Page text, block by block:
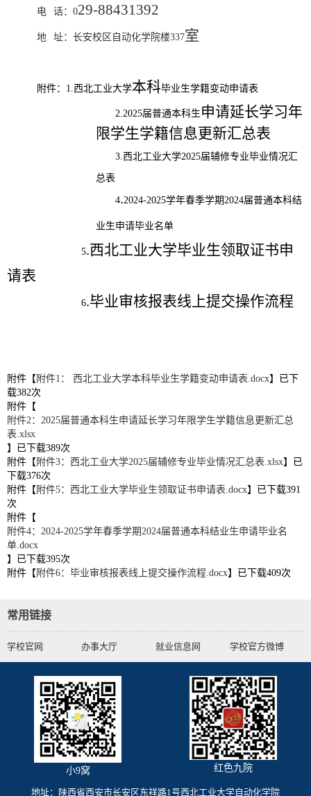
电 话： 029-88431392
地 址：长安校区 自动化学院楼337室
附件： 1. 西北工业大学本科毕业生学籍变动申请表
2.2025届普通本科生 申请延长学习年
限学生学籍信息更新汇总表
3. 西北工业大学2025届辅修专业毕业情况汇
总表
4.2024-2025学年春季学期 2024届普通本科结
业生申请毕业名单
5.西北工业大学毕业生领取证书申
请表
6.毕业审核报表线上提交操作流程
附件【附件1： 西北工业大学本科毕业生学籍变动申请表.docx】已下
载382次
附件【
附件2：2025届普通本科生申请延长学习年限学生学籍信息更新汇总
表.xlsx
】已下载389次
附件【附件3：西北工业大学2025届辅修专业毕业情况汇总表.xlsx】已
下载376次
附件【附件5：西北工业大学毕业生领取证书申请表.docx】已下载391
次
附件【
附件4：2024-2025学年春季学期2024届普通本科结业生申请毕业名
单.docx
】已下载395次
附件【附件6：毕业审核报表线上提交操作流程.docx】已下载409次
常用链接
学校官网 办事大厅 就业信息网 学校官方微博
小9窝 红色九院
地址：陕西省西安市长安区东祥路1号西北工业大学自动化学院